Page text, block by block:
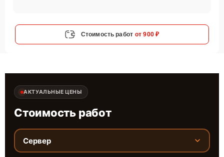
Стоимость работ от 900 ₽
АКТУАЛЬНЫЕ ЦЕНЫ
Стоимость работ
Сервер